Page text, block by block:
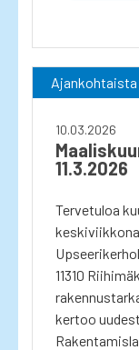
Ajankohtaista
10.03.2026
11.3.2026
Tervetuloa
keskiviikkona
11310
kertoo